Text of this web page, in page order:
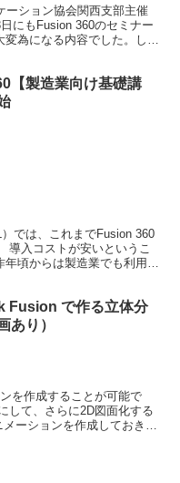
ーション協会関西支部主催
にもFusion 360のセミナー
為になる内容でした。しか
【製造業向け基礎講
では、これまでFusion 360
導入コストが安いというこ
年頃からは製造業でも利用さ
Fusion で作る立体分
あり）
を作成することが可能で
して、さらに2D図面化する
ーションを作成しておきま